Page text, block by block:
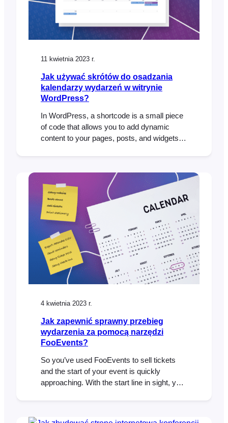
11 kwietnia 2023 r.
Jak używać skrótów do osadzania
kalendarzy wydarzeń w witrynie
WordPress?
In WordPress, a shortcode is a small piece
of code that allows you to add dynamic
content to your pages, posts, and widgets.
types of content such as images, audio,
video, forms, and more. If you’re using
FooEvents to manage your…
4 kwietnia 2023 r.
Jak zapewnić sprawny przebieg
wydarzenia za pomocą narzędzi
FooEvents?
So you’ve used FooEvents to sell tickets
and the start of your event is quickly
approaching. With the start line in sight, you